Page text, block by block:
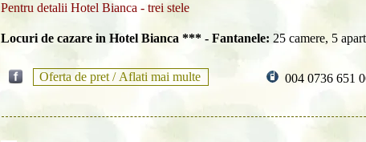
Pentru detalii Hotel Bianca - trei stele
Locuri de cazare in Hotel Bianca *** - Fantanele: 25 camere, 5
Oferta de pret / Aflati mai multe 004 0736 651